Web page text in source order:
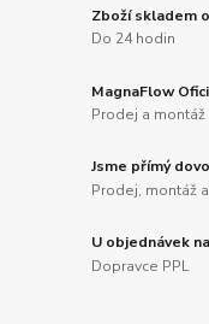
Zboží skladem
Do 24 hodin
MagnaFlow
Prodej a montáž
Jsme přímý
Prodej, montáž
U objednávek
Dopravce PPL